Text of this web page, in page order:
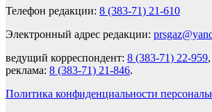
Телефон редакции: 8 (383-71) 21-610
Электронный адрес редакции:
ведущий корреспондент: 8 (383-71) 22-959
реклама: 8 (383-71) 21-846.
Политика конфиденциальности